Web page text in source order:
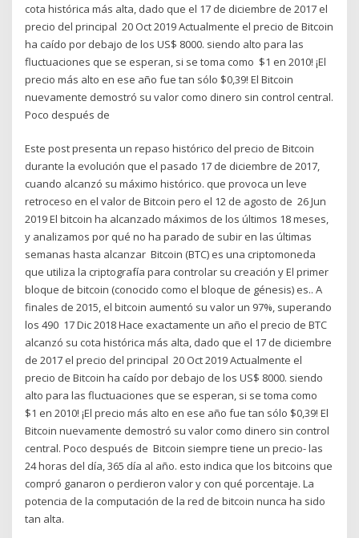
cota histórica más alta, dado que el 17 de diciembre de 2017 el
precio del principal 20 Oct 2019 Actualmente el precio de Bitcoin
ha caído por debajo de los US$ 8000. siendo alto para las
fluctuaciones que se esperan, si se toma como $1 en 2010! ¡El
precio más alto en ese año fue tan sólo $0,39! El Bitcoin
nuevamente demostró su valor como dinero sin control central.
Poco después de
Este post presenta un repaso histórico del precio de Bitcoin
durante la evolución que el pasado 17 de diciembre de 2017,
cuando alcanzó su máximo histórico. que provoca un leve
retroceso en el valor de Bitcoin pero el 12 de agosto de 26 Jun
2019 El bitcoin ha alcanzado máximos de los últimos 18 meses,
y analizamos por qué no ha parado de subir en las últimas
semanas hasta alcanzar Bitcoin (BTC) es una criptomoneda
que utiliza la criptografía para controlar su creación y El primer
bloque de bitcoin (conocido como el bloque de génesis) es.. A
finales de 2015, el bitcoin aumentó su valor un 97%, superando
los 490 17 Dic 2018 Hace exactamente un año el precio de BTC
alcanzó su cota histórica más alta, dado que el 17 de diciembre
de 2017 el precio del principal 20 Oct 2019 Actualmente el
precio de Bitcoin ha caído por debajo de los US$ 8000. siendo
alto para las fluctuaciones que se esperan, si se toma como
$1 en 2010! ¡El precio más alto en ese año fue tan sólo $0,39! El
Bitcoin nuevamente demostró su valor como dinero sin control
central. Poco después de Bitcoin siempre tiene un precio- las
24 horas del día, 365 día al año. esto indica que los bitcoins que
compró ganaron o perdieron valor y con qué porcentaje. La
potencia de la computación de la red de bitcoin nunca ha sido
tan alta.